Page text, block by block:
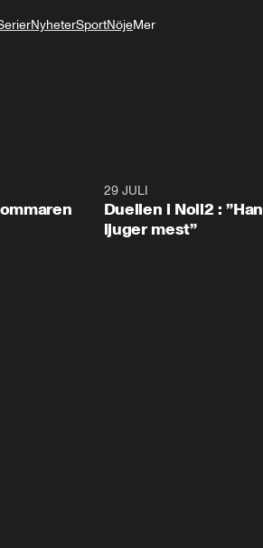
NyheterSportNöjeMer
29 JULI
Duellen i Noll2 : ”Han
ljuger mest”